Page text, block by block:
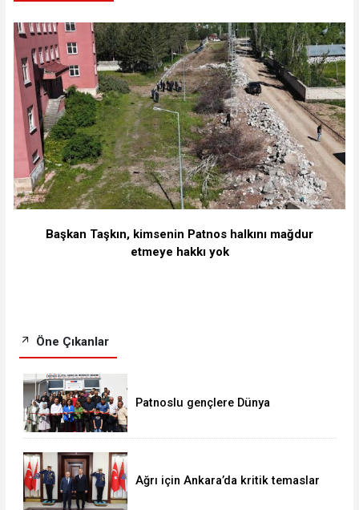
Başkan Taşkın, kimsenin Patnos halkını mağdur
etmeye hakkı yok
Öne Çıkanlar
Patnoslu gençlere Dünya
Ağrı için Ankara’da kritik temaslar